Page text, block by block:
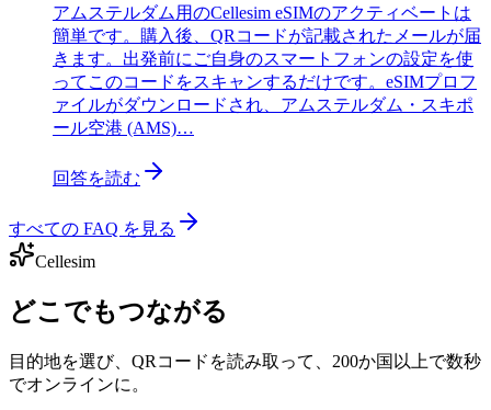
アムステルダム用のCellesim eSIMのアクティベートは
簡単です。購入後、QRコードが記載されたメールが届
きます。出発前にご自身のスマートフォンの設定を使
ってこのコードをスキャンするだけです。eSIMプロフ
ァイルがダウンロードされ、アムステルダム・スキポ
ール空港 (AMS)…
回答を読む
すべての FAQ を見る
Cellesim
どこでもつながる
目的地を選び、QRコードを読み取って、200か国以上で数秒
でオンラインに。